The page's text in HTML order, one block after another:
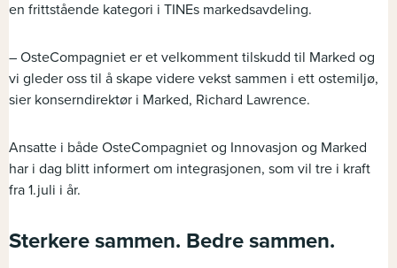
en frittstående kategori i TINEs markedsavdeling.
– OsteCompagniet er et velkomment tilskudd til Marked og
vi gleder oss til å skape videre vekst sammen i ett ostemiljø,
sier konserndirektør i Marked, Richard Lawrence.
Ansatte i både OsteCompagniet og Innovasjon og Marked
har i dag blitt informert om integrasjonen, som vil tre i kraft
fra 1.juli i år.
Sterkere sammen. Bedre sammen.